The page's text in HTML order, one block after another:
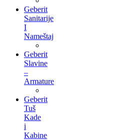
Geberit
Sanitarije
I
Nameštaj
Geberit
Slavine
–
Armature
Geberit
Tuš
Kade
i
Kabine